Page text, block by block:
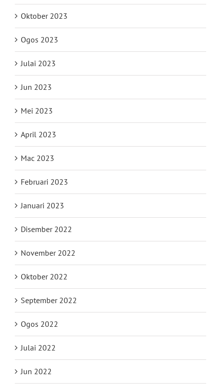
Oktober 2023
Ogos 2023
Julai 2023
Jun 2023
Mei 2023
April 2023
Mac 2023
Februari 2023
Januari 2023
Disember 2022
November 2022
Oktober 2022
September 2022
Ogos 2022
Julai 2022
Jun 2022